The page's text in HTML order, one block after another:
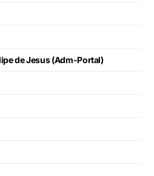
de Jesus (Adm-Portal)